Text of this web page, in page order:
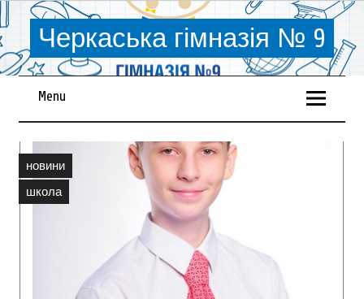
Черкаська гімназія № 9
Menu
новини
школа